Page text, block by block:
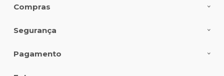
Compras
Segurança
Pagamento